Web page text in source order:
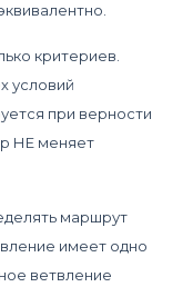
критериев.
условий
при верности
НЕ меняет
маршрут
имеет одно
ветвление